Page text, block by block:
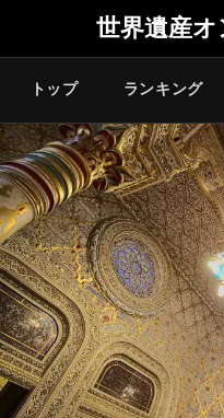
世界遺産
トップ ランキング